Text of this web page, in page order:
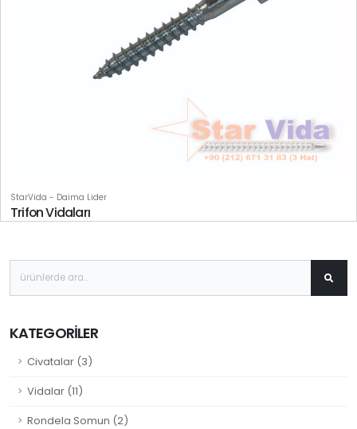
KATEGORILER
Civatalar (3)
Vidalar (11)
Rondela Somun (2)
StarVida - Daima Lider
Trifon Vidaları